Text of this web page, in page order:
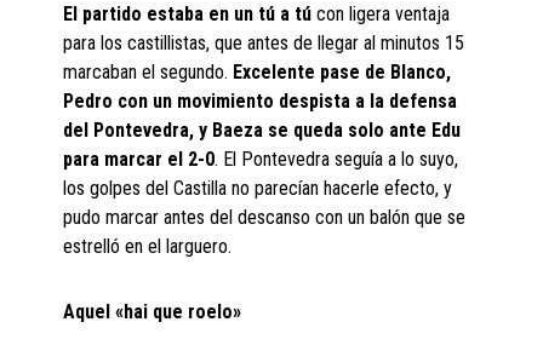
El partido estaba en un tú a túcon ligera ventaja
para los castillistas, que antes de llegar al minutos 15
marcaban el segundo. Excelente pase de Blanco,
Pedro con un movimiento despista a la defensa
del Pontevedra, y Baeza se queda solo ante Edu
para marcar el 2-0. El Pontevedra seguía a lo suyo,
los golpes del Castilla no parecían hacerle efecto, y
pudo marcar antes del descanso con un balón que se
estrelló en el larguero.
Aquel «hai que roelo»